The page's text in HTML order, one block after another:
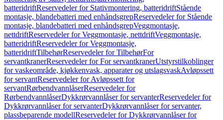
batteridriftReservedeler for Stativmontering, batteridriftStående
montasje, blandebatteri med enhåndsgrepReservedeler for Stående
montasje, blandebatteri med enhåndsgrepVeggmontasje,
nettdriftReservedeler for Veggmontasje, nettdriftVeggmontasje,
batteridriftReservedeler for Veggmontasje,
batteridriftTilbehørReservedeler for TilbehørFor
servantkranerReservedeler for For servantkranerUtstyrstilkoblinger
for vaskeområde, kjøkkenvask, apparater og utslagsvaskAvløpssett
for servantReservedeler for Avløpssett for
servantRørbendvannlåserReservedeler for
RørbendvannlåserDykkrørvannlåser for servanterReservedeler for
Dykkrørvannlåser for servanterDykkrørvannlåser for servanter,
plassbeparende modellReservedeler for Dykkrørvannlåser for